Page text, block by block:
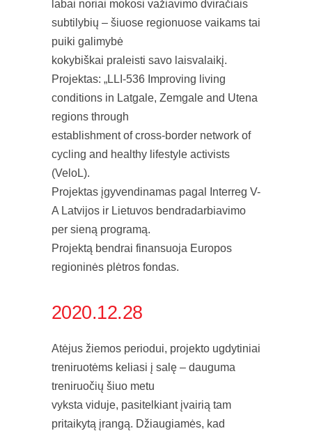
labai noriai mokosi važiavimo dviračiais
subtilybių – šiuose regionuose vaikams tai
puiki galimybė
kokybiškai praleisti savo laisvalaikį.
Projektas: „LLI-536 Improving living
conditions in Latgale, Zemgale and Utena
regions through
establishment of cross-border network of
cycling and healthy lifestyle activists
(VeloL).
Projektas įgyvendinamas pagal Interreg V-
A Latvijos ir Lietuvos bendradarbiavimo
per sieną programą.
Projektą bendrai finansuoja Europos
regioninės plėtros fondas.
2020.12.28
Atėjus žiemos periodui, projekto ugdytiniai
treniruotėms keliasi į salę – dauguma
treniruočių šiuo metu
vyksta viduje, pasitelkiant įvairią tam
pritaikytą įrangą. Džiaugiamės, kad